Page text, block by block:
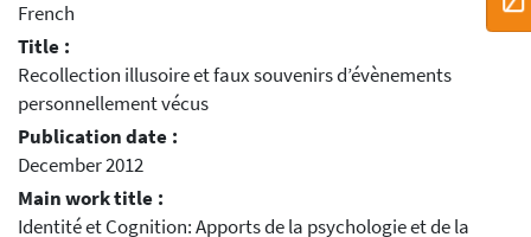
French
Title :
Recollection illusoire et faux souvenirs d’évènements
personnellement vécus
Publication date :
December 2012
Main work title :
Identité et Cognition: Apports de la psychologie et de la